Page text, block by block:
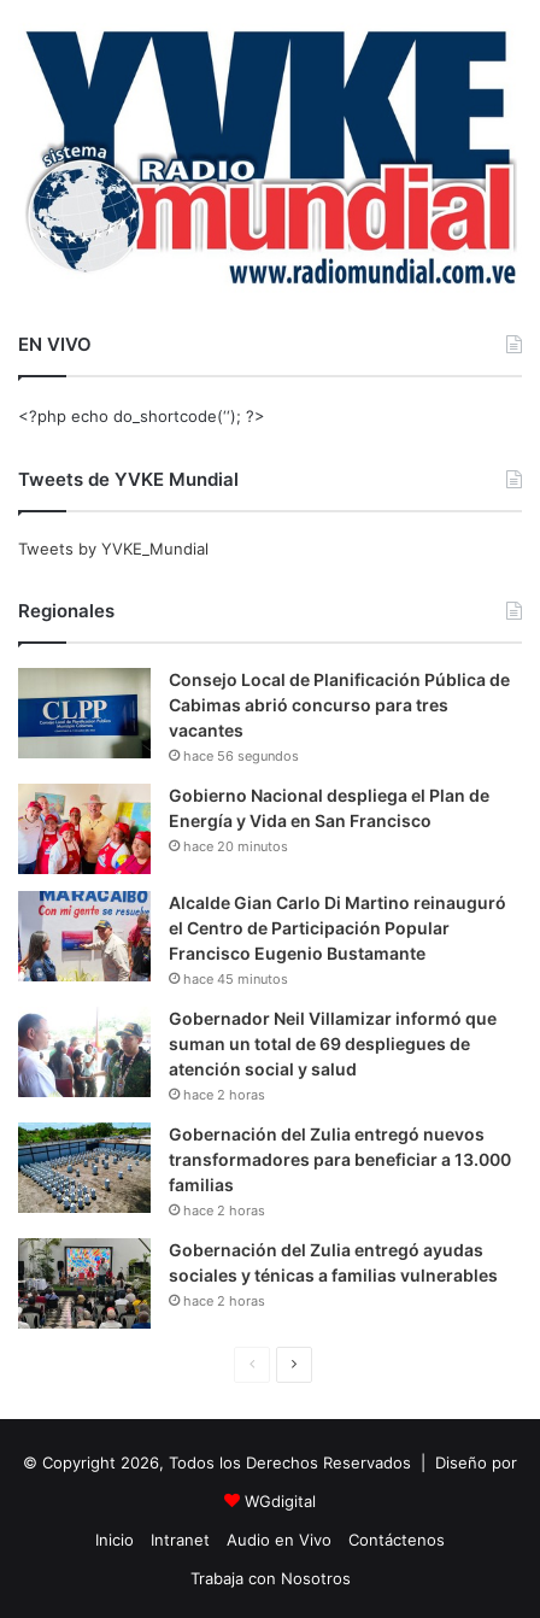
a
EN VIVO
<?php echo do_shortcode(‘‘); ?>
Tweets de YVKE Mundial
Tweets by YVKE_Mundial
Regionales
Consejo Local de Planificación Pública de
Cabimas abrió concurso para tres
vacantes
hace 56 segundos
Gobierno Nacional despliega el Plan de
Energía y Vida en San Francisco
hace 20 minutos
Alcalde Gian Carlo Di Martino reinauguró
el Centro de Participación Popular
Francisco Eugenio Bustamante
hace 45 minutos
Gobernador Neil Villamizar informó que
suman un total de 69 despliegues de
atención social y salud
hace 2 horas
Gobernación del Zulia entregó nuevos
transformadores para beneficiar a 13.000
familias
hace 2 horas
Gobernación del Zulia entregó ayudas
sociales y ténicas a familias vulnerables
hace 2 horas
i
n
a
u
i
e
© Copyright 2026, Todos los Derechos Reservados | Diseño por
WGdigital
Inicio
Intranet Audio en Vivo
Contáctenos
Trabaja con Nosotros